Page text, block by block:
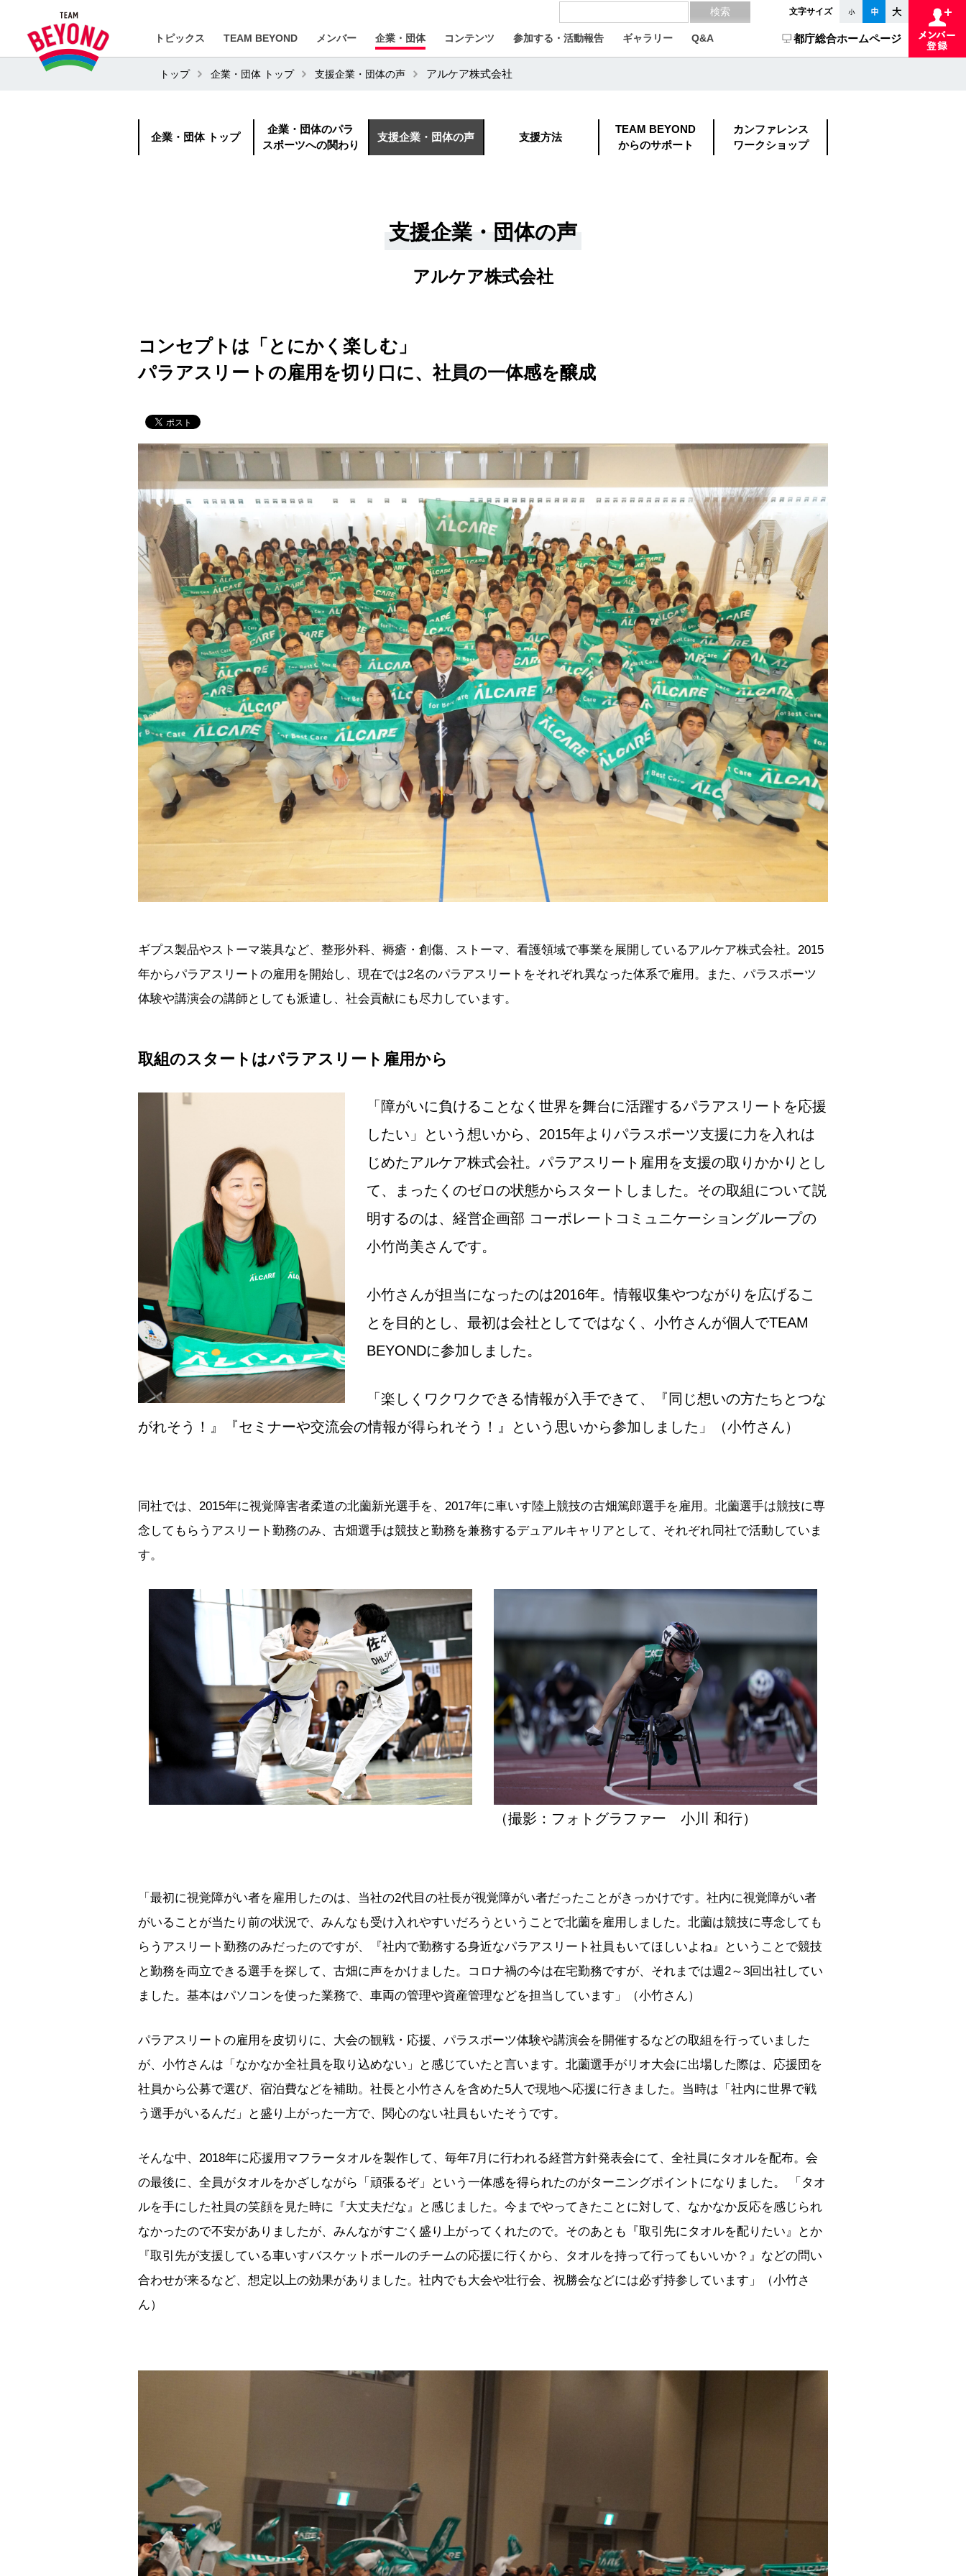
文字サイズ
トピックス TEAM BEYOND メンバー 企業・団体 コンテンツ 参加する・活動報告 ギャラリー Q&A 都庁総合ホームページ
トップ 企業・団体 トップ 支援企業・団体の声 アルケア株式会社
企業・団体 トップ
企業・団体のパラ
スポーツへの関わり
支援企業・団体の声 支援方法
TEAM BEYOND
からのサポート
カンファレンス
ワークショップ
支援企業・団体の声
アルケア株式会社
コンセプトは「とにかく楽しむ」
パラアスリートの雇用を切り口に、社員の一体感を醸成
ギプス製品やストーマ装具など、整形外科、褥瘡・創傷、ストーマ、看護領域で事業を展開しているアルケア株式会社。2015
年からパラアスリートの雇用を開始し、現在では2名のパラアスリートをそれぞれ異なった体系で雇用。また、パラスポーツ
体験や講演会の講師としても派遣し、社会貢献にも尽力しています。
取組のスタートはパラアスリート雇用から
「障がいに負けることなく世界を舞台に活躍するパラアスリートを応援
したい」という想いから、2015年よりパラスポーツ支援に力を入れは
じめたアルケア株式会社。パラアスリート雇用を支援の取りかかりとし
て、まったくのゼロの状態からスタートしました。その取組について説
明するのは、経営企画部 コーポレートコミュニケーショングループの
小竹尚美さんです。
小竹さんが担当になったのは2016年。情報収集やつながりを広げるこ
とを目的とし、最初は会社としてではなく、小竹さんが個人でTEAM
BEYONDに参加しました。
「楽しくワクワクできる情報が入手できて、『同じ想いの方たちとつな
がれそう！』『セミナーや交流会の情報が得られそう！』という思いから参加しました」（小竹さん）
同社では、2015年に視覚障害者柔道の北薗新光選手を、2017年に車いす陸上競技の古畑篤郎選手を雇用。北薗選手は競技に専
念してもらうアスリート勤務のみ、古畑選手は競技と勤務を兼務するデュアルキャリアとして、それぞれ同社で活動していま
す。
（撮影：フォトグラファー 小川 和行）
「最初に視覚障がい者を雇用したのは、当社の2代目の社長が視覚障がい者だったことがきっかけです。社内に視覚障がい者
がいることが当たり前の状況で、みんなも受け入れやすいだろうということで北薗を雇用しました。北薗は競技に専念しても
らうアスリート勤務のみだったのですが、『社内で勤務する身近なパラアスリート社員もいてほしいよね』ということで競技
と勤務を両立できる選手を探して、古畑に声をかけました。コロナ禍の今は在宅勤務ですが、それまでは週2～3回出社してい
ました。基本はパソコンを使った業務で、車両の管理や資産管理などを担当しています」（小竹さん）
パラアスリートの雇用を皮切りに、大会の観戦・応援、パラスポーツ体験や講演会を開催するなどの取組を行っていました
が、小竹さんは「なかなか全社員を取り込めない」と感じていたと言います。北薗選手がリオ大会に出場した際は、応援団を
社員から公募で選び、宿泊費などを補助。社長と小竹さんを含めた5人で現地へ応援に行きました。当時は「社内に世界で戦
う選手がいるんだ」と盛り上がった一方で、関心のない社員もいたそうです。
そんな中、2018年に応援用マフラータオルを製作して、毎年7月に行われる経営方針発表会にて、全社員にタオルを配布。会
の最後に、全員がタオルをかざしながら「頑張るぞ」という一体感を得られたのがターニングポイントになりました。 「タオ
ルを手にした社員の笑顔を見た時に『大丈夫だな』と感じました。今までやってきたことに対して、なかなか反応を感じられ
なかったので不安がありましたが、みんながすごく盛り上がってくれたので。そのあとも『取引先にタオルを配りたい』とか
『取引先が支援している車いすバスケットボールのチームの応援に行くから、タオルを持って行ってもいいか？』などの問い
合わせが来るなど、想定以上の効果がありました。社内でも大会や壮行会、祝勝会などには必ず持参しています」（小竹さ
ん）